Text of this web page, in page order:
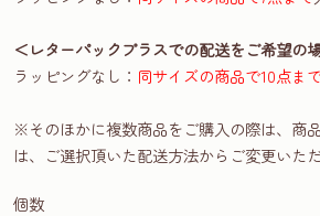
＜レターパックプラスでの配送をご希望の
ラッピングなし： 同サイズの商品で10点ま
※そのほかに複数商品をご購入の際は、商
は、ご選択頂いた配送方法からご変更いた
個数